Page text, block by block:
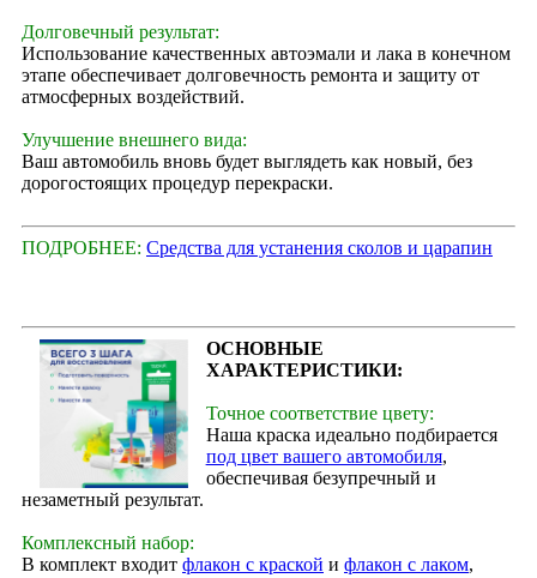
Долговечный результат:
Использование качественных автоэмали и лака в конечном
этапе обеспечивает долговечность ремонта и защиту от
атмосферных воздействий.
Улучшение внешнего вида:
Ваш автомобиль вновь будет выглядеть как новый, без
дорогостоящих процедур перекраски.
ПОДРОБНЕЕ: Средства для устанения сколов и царапин
ОСНОВНЫЕ
ХАРАКТЕРИСТИКИ:
Точное соответствие цвету:
Наша краска идеально подбирается
под цвет вашего автомобиля,
обеспечивая безупречный и
незаметный результат.
Комплексный набор:
В комплект входит флакон с краской и флакон с лаком,